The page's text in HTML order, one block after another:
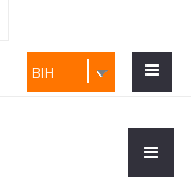
BIH